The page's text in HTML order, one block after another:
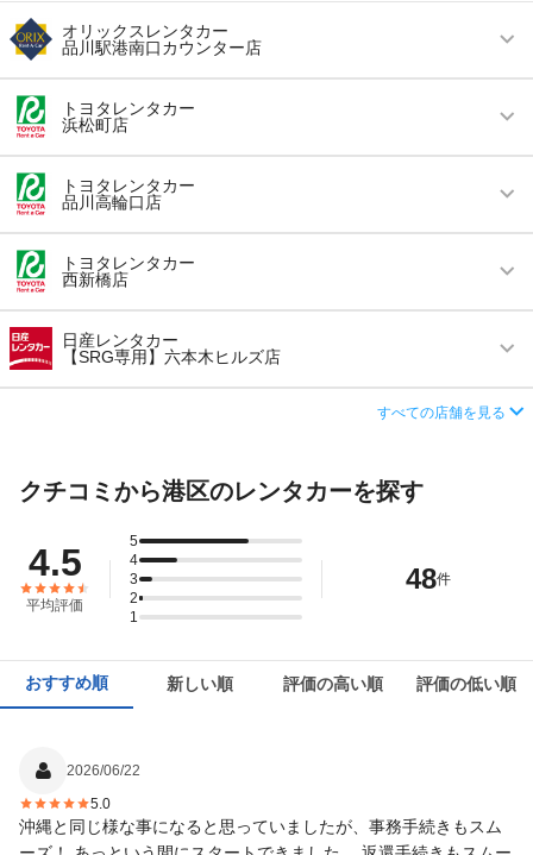
オリックスレンタカー
品川駅港南口カウンター店
営業時間 毎日 08:00 ～ 20:00
アクセス
住所 港区港南１－７－１８ A-PLACE品川東１Ｆ
トヨタレンタカー
浜松町店
営業時間 毎日 08:00 ～ 20:00
アクセス 浜松町駅より徒歩で約6分（送迎なし）
住所 東京都港区芝大門1-3-11
この店舗でレンタカーを探す
トヨタレンタカー
品川高輪口店
営業時間 毎日 08:00 ～ 20:00
アクセス
住所 東京都港区高輪3-23-1
トヨタレンタカー
西新橋店
営業時間 毎日 08:00 ～ 20:00
アクセス 内幸町駅より徒歩で約2分（送迎なし）
東京都港区西新橋１－１２－１０
日産レンタカー
【SRG専用】六本木ヒルズ店
住所
東京都港区六本木６−１０−１ 六本木ヒルズ森タ
店舗詳細 店舗詳細ページはこちら
この店舗でレンタカーを探す
すべての店舗を見る
クチコミから港区のレンタカーを探す
4.5
平均評価
5
4
3
2
1
48件
おすすめ順 新しい順 評価の高い順 評価の低い順
2026/06/22
5.0
沖縄と同じ様な事になると思っていましたが、事務手続きもスム